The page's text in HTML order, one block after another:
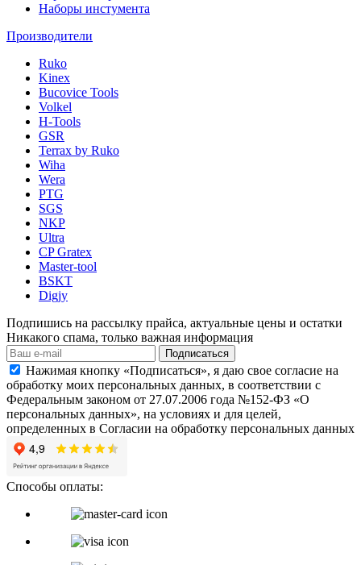
Наборы инстумента
Производители
Ruko
Kinex
Bucovice Tools
Volkel
H-Tools
GSR
Terrax by Ruko
Wiha
Wera
PTG
SGS
NKP
Ultra
CP Gratex
Master-tool
BSKT
Digjy
Подпишись на рассылку прайса, актуальные цены и остатки
Никакого спама, только важная информация
Подписаться
Нажимая кнопку «Подписаться», я даю свое согласие на
обработку моих персональных данных, в соответствии с
Федеральным законом от 27.07.2006 года №152-ФЗ «О
персональных данных», на условиях и для целей,
определенных в Согласии на обработку персональных данных
Способы оплаты: